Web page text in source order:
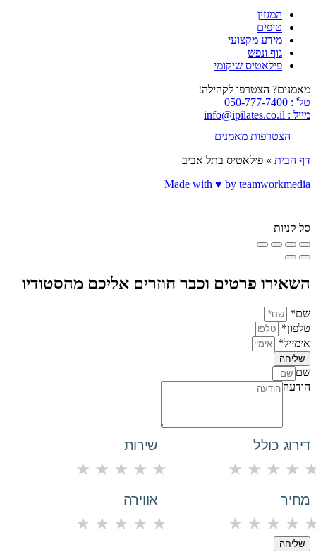
המגזין
טיפים
מידע מקצועי
גוף ונפש
פילאטיס שיקומי
מאמנים? הצטרפו לקהילה!
טל' : 050-777-7400
מייל : info@ipilates.co.il
הצטרפות מאמנים
דף הבית » פילאטיס בתל אביב
Made with ♥️ by teamworkmedia
סל קניות
השאירו פרטים וכבר חוזרים אליכם מהסטודיו
שם*
טלפון*
אימייל*
שליחה
שם
הודעה
דירוג כולל
★ ★ ★ ★
שירות
★ ★ ★ ★ ★
מחיר
★ ★ ★ ★
אווירה
★ ★ ★ ★ ★
שליחה